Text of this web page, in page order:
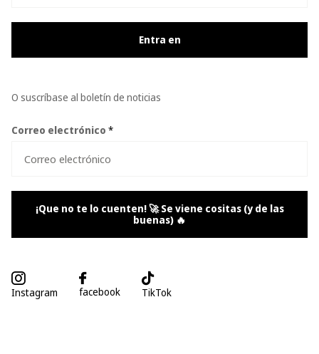
Entra en
O suscríbase al boletín de noticias
Correo electrónico *
¡Que no te lo cuenten! 🚀 Se viene cositas (y de las
buenas) 🔥
Instagram facebook TikTok